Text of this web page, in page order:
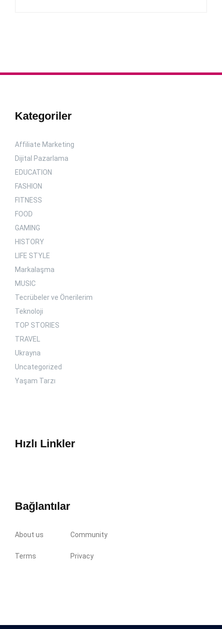
Kategoriler
Affiliate Marketing
Dijital Pazarlama
EDUCATION
FASHION
FITNESS
FOOD
GAMING
HISTORY
LIFE STYLE
Markalaşma
MUSIC
Tecrübeler ve Önerilerim
Teknoloji
TOP STORIES
TRAVEL
Ukrayna
Uncategorized
Yaşam Tarzı
Hızlı Linkler
Bağlantılar
About us Community
Terms Privacy